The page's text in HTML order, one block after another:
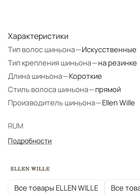
Характеристики
Тип волос шиньона—Искусственные
Тип крепления шиньона—на резинке
Длина шиньона—Короткие
Стиль волоса шиньона—прямой
Производитель шиньона—Ellen Wille
RUM
Подробности
Все товары ELLEN WILLE Все